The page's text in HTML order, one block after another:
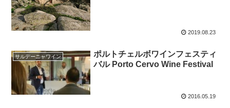
2019.08.23
サルデーニャワイン
ポルトチェルボワインフェスティ
バル Porto Cervo Wine Festival
2016.05.19